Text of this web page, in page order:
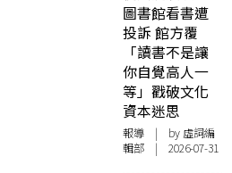
圖書館看書遭
投訴 館方覆
「讀書不是讓
你自覺高人一
等」戳破文化
資本迷思
報導 | by 虛詞編
輯部 | 2026-07-31